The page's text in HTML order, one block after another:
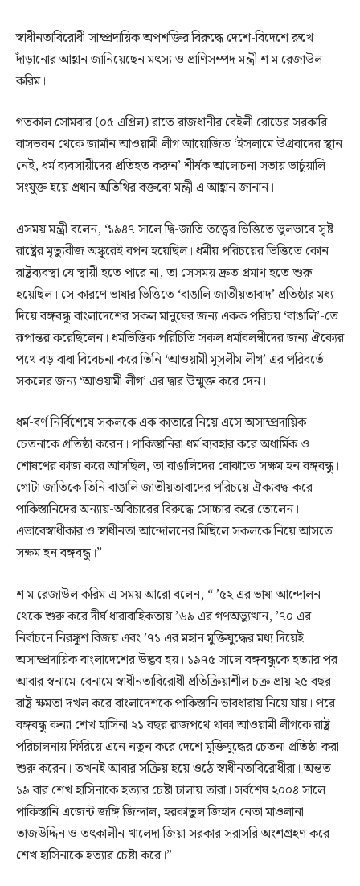
স্বাধীনতাবিরোধী সাম্প্রদায়িক অপশক্তির বিরুদ্ধে দেশে-বিদেশে রুখে
দাঁড়ানোর আহ্বান জানিয়েছেন মৎস্য ও প্রাণিসম্পদ মন্ত্রী শ ম রেজাউল
করিম।
গতকাল সোমবার (০৫ এপ্রিল) রাতে রাজধানীর বেইলী রোডের সরকারি
বাসভবন থেকে জার্মান আওয়ামী লীগ আয়োজিত ‘ইসলামে উগ্রবাদের স্থান
নেই, ধর্ম ব্যবসায়ীদের প্রতিহত করুন’ শীর্ষক আলোচনা সভায় ভার্চুয়ালি
সংযুক্ত হয়ে প্রধান অতিথির বক্তব্যে মন্ত্রী এ আহ্বান জানান।
এসময় মন্ত্রী বলেন, ‘১৯৪৭ সালে দ্বি-জাতি তত্ত্বের ভিত্তিতে ভুলভাবে সৃষ্ট
রাষ্ট্রের মৃত্যুবীজ অঙ্কুরেই বপন হয়েছিল। ধর্মীয় পরিচয়ের ভিত্তিতে কোন
রাষ্ট্রব্যবস্থা যে স্থায়ী হতে পারে না, তা সেসময় দ্রুত প্রমাণ হতে শুরু
হয়েছিল। সে কারণে ভাষার ভিত্তিতে ‘বাঙালি জাতীয়তাবাদ’ প্রতিষ্ঠার মধ্য
দিয়ে বঙ্গবন্ধু বাংলাদেশের সকল মানুষের জন্য একক পরিচয় ‘বাঙালি’-তে
রূপান্তর করেছিলেন। ধর্মভিত্তিক পরিচিতি সকল ধর্মাবলম্বীদের জন্য ঐক্যের
পথে বড় বাধা বিবেচনা করে তিনি ‘আওয়ামী মুসলীম লীগ’ এর পরিবর্তে
সকলের জন্য ‘আওয়ামী লীগ’ এর দ্বার উন্মুক্ত করে দেন।
ধর্ম-বর্ণ নির্বিশেষে সকলকে এক কাতারে নিয়ে এসে অসাম্প্রদায়িক
চেতনাকে প্রতিষ্ঠা করেন। পাকিস্তানিরা ধর্ম ব্যবহার করে অধার্মিক ও
শোষণের কাজ করে আসছিল, তা বাঙালিদের বোঝাতে সক্ষম হন বঙ্গবন্ধু।
গোটা জাতিকে তিনি বাঙালি জাতীয়তাবাদের পরিচয়ে ঐক্যবদ্ধ করে
পাকিস্তানিদের অন্যায়-অবিচারের বিরুদ্ধে সোচ্চার করে তোলেন।
এভাবেস্বাধীকার ও স্বাধীনতা আন্দোলনের মিছিলে সকলকে নিয়ে আসতে
সক্ষম হন বঙ্গবন্ধু।”
শ ম রেজাউল করিম এ সময় আরো বলেন, “ ’৫২ এর ভাষা আন্দোলন
থেকে শুরু করে দীর্ঘ ধারাবাহিকতায় ’৬৯ এর গণঅভ্যুত্থান, ’৭০ এর
নির্বাচনে নিরঙ্কুশ বিজয় এবং ’৭১ এর মহান মুক্তিযুদ্ধের মধ্য দিয়েই
অসাম্প্রদায়িক বাংলাদেশের উদ্ভব হয়। ১৯৭৫ সালে বঙ্গবন্ধুকে হত্যার পর
আবার স্বনামে-বেনামে স্বাধীনতাবিরোধী প্রতিক্রিয়াশীল চক্র প্রায় ২৫ বছর
রাষ্ট্র ক্ষমতা দখল করে বাংলাদেশকে পাকিস্তানি ভাবধারায় নিয়ে যায়। পরে
বঙ্গবন্ধু কন্যা শেখ হাসিনা ২১ বছর রাজপথে থাকা আওয়ামী লীগকে রাষ্ট্র
পরিচালনায় ফিরিয়ে এনে নতুন করে দেশে মুক্তিযুদ্ধের চেতনা প্রতিষ্ঠা করা
শুরু করেন। তখনই আবার সক্রিয় হয়ে ওঠে স্বাধীনতাবিরোধীরা। অন্তত
১৯ বার শেখ হাসিনাকে হত্যার চেষ্টা চালায় তারা। সর্বশেষ ২০০৪ সালে
পাকিস্তানি এজেন্ট জঙ্গি জিন্দাল, হরকাতুল জিহাদ নেতা মাওলানা
তাজউদ্দিন ও তৎকালীন খালেদা জিয়া সরকার সরাসরি অংশগ্রহণ করে
শেখ হাসিনাকে হত্যার চেষ্টা করে।”